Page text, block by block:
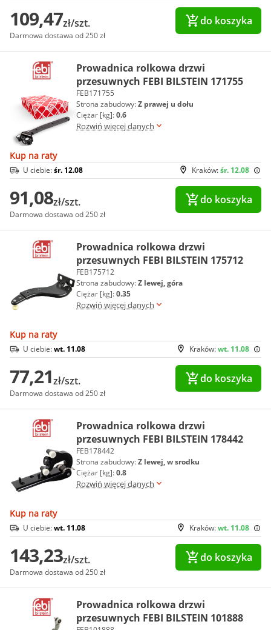
109,47zł/szt.
Darmowa dostawa od 250 zł
do koszyka
Prowadnica rolkowa drzwi
przesuwnych FEBI BILSTEIN 171755
FEB171755
Strona zabudowy:Z prawej u dołu
Ciężar [kg]:0.6
Rozwiń więcej danych
Kup na raty
Kraków:śr. 12.08
U ciebie:śr. 12.08
91,08zł/szt.
Darmowa dostawa od 250 zł
do koszyka
Prowadnica rolkowa drzwi
przesuwnych FEBI BILSTEIN 175712
FEB175712
Strona zabudowy:Z lewej, góra
Ciężar [kg]:0.35
Rozwiń więcej danych
Kup na raty
Kraków:wt. 11.08
U ciebie:wt. 11.08
77,21zł/szt.
Darmowa dostawa od 250 zł
do koszyka
Prowadnica rolkowa drzwi
przesuwnych FEBI BILSTEIN 178442
FEB178442
Strona zabudowy:Z lewej, w srodku
Ciężar [kg]:0.8
Rozwiń więcej danych
Kup na raty
Kraków:wt. 11.08
U ciebie:wt. 11.08
143,23zł/szt.
Darmowa dostawa od 250 zł
do koszyka
Prowadnica rolkowa drzwi
przesuwnych FEBI BILSTEIN 101888